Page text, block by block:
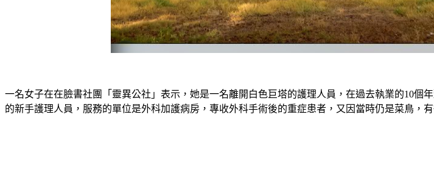
一名女子在在臉書社團「靈異公社」表示，她是一名離開白色巨塔的護理人員，在過去執業的10個
的新手護理人員，服務的單位是外科加護病房，專收外科手術後的重症患者，又因當時仍是菜鳥，